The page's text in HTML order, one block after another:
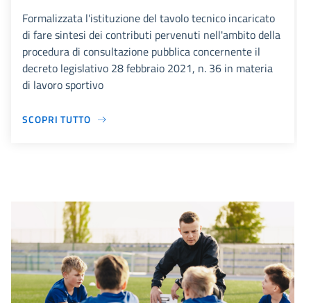
Formalizzata l'istituzione del tavolo tecnico incaricato
di fare sintesi dei contributi pervenuti nell'ambito della
procedura di consultazione pubblica concernente il
decreto legislativo 28 febbraio 2021, n. 36 in materia
di lavoro sportivo
SCOPRI TUTTO